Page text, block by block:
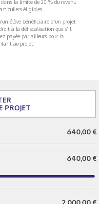
dans la limite de 20 % du revenu
éligibles.
élève bénéficiaire d’un projet
à la défiscalisation que s’il
payée par ailleurs pour la
au projet.
PROJET
640,00 €
640,00 €
2 000,00 €